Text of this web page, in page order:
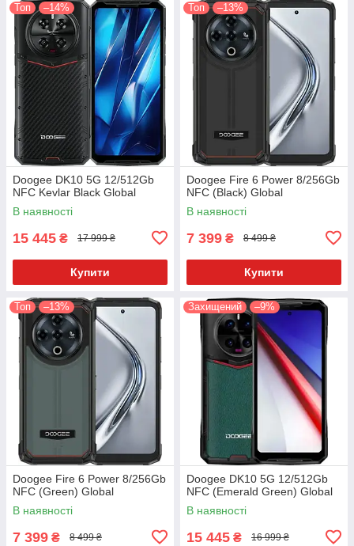
Топ –14%
Doogee DK10 5G 12/512Gb
NFC Kevlar Black Global
В наявності
15 445 ₴ 17 999 ₴
Купити
Топ –13%
Doogee Fire 6 Power 8/256Gb
NFC (Black) Global
В наявності
7 399 ₴ 8 499 ₴
Купити
Топ –13%
Doogee Fire 6 Power 8/256Gb
NFC (Green) Global
В наявності
7 399 ₴ 8 499 ₴
Захищений –9%
Doogee DK10 5G 12/512Gb
NFC (Emerald Green) Global
В наявності
15 445 ₴ 16 999 ₴